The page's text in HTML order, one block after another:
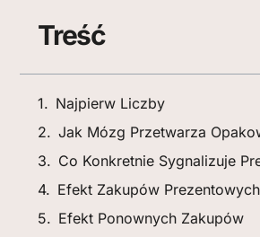
Treść
Najpierw Liczby
Jak Mózg Przetwarza
Co Konkretnie Sygnalizuje
Efekt Zakupów Prezentowych
Efekt Ponownych Zakupów